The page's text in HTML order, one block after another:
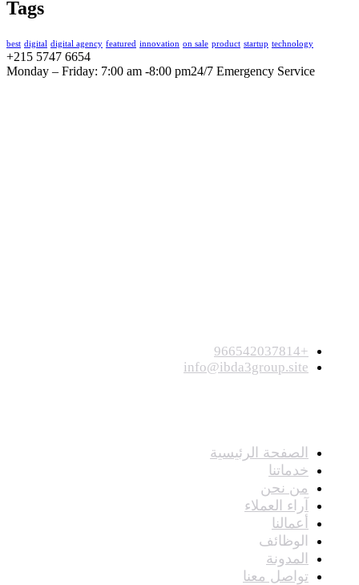
Tags
best digital digital agency featured innovation on sale product startup technology
+215 5747 6654
Monday – Friday: 7:00 am -8:00 pm24/7 Emergency Service
+966542037814
info@ibda3group.site
الصفحة الرئيسية
خدماتنا
من نحن
آراء العملاء
أعمالنا
الوظائف
المدونة
تواصل معنا